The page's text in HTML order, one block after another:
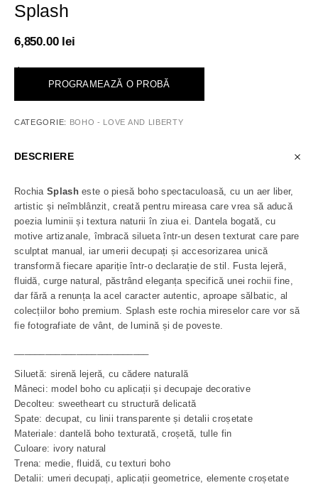
Splash
6,850.00 lei
<
PROGRAMEAZĂ O PROBĂ
CATEGORIE: BOHO - LOVE AND LIBERTY
DESCRIERE
RochiaSplasheste o piesă boho spectaculoasă, cu un aer liber,
artistic și neîmblânzit, creată pentru mireasa care vrea să aducă
poezia luminii și textura naturii în ziua ei. Dantela bogată, cu
motive artizanale, îmbracă silueta într-un desen texturat care pare
sculptat manual, iar umerii decupați și accesorizarea unică
transformă fiecare apariție într-o declarație de stil. Fusta lejeră,
fluidă, curge natural, păstrând eleganța specifică unei rochii fine,
dar fără a renunța la acel caracter autentic, aproape sălbatic, al
colecțiilor boho premium. Splash este rochia mireselor care vor să
fie fotografiate de vânt, de lumină și de poveste.
Siluetă: sirenă lejeră, cu cădere naturală
Mâneci: model boho cu aplicații și decupaje decorative
Decolteu: sweetheart cu structură delicată
Spate: decupat, cu linii transparente și detalii croșetate
Materiale: dantelă boho texturată, croșetă, tulle fin
Culoare: ivory natural
Trena: medie, fluidă, cu texturi boho
Detalii: umeri decupați, aplicații geometrice, elemente croșetate